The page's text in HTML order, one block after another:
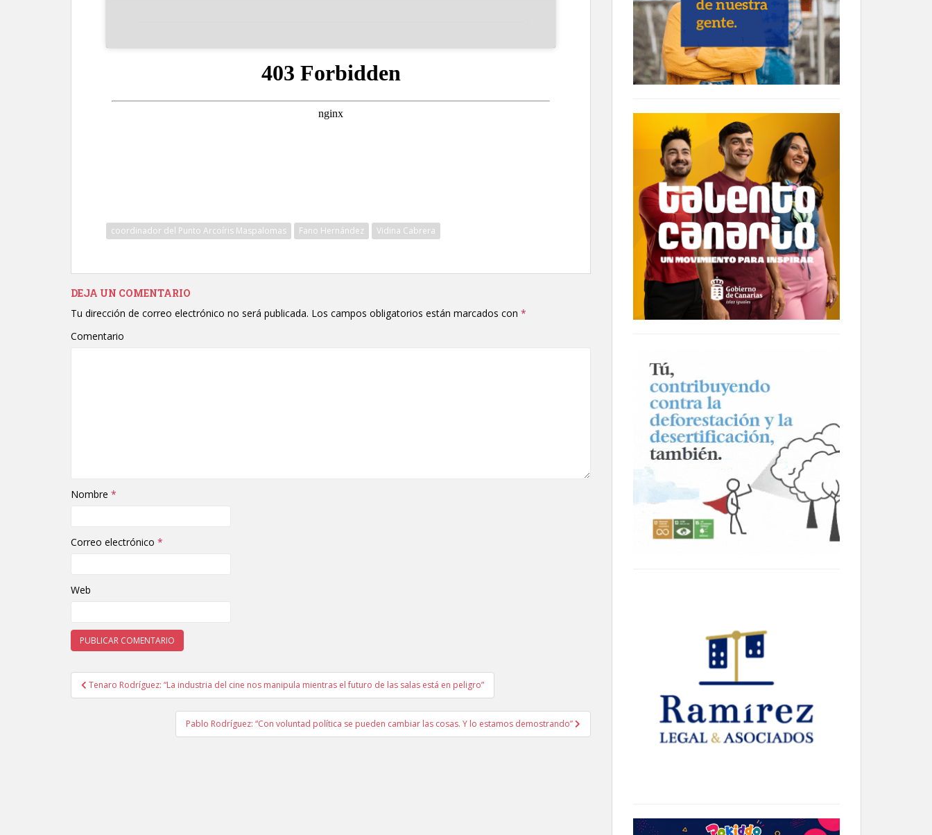
coordinador del Punto Arcoíris Maspalomas Fano Hernández Vidina Cabrera
DEJA UN COMENTARIO
Tu dirección de correo electrónico no será publicada. Los campos obligatorios están marcados con *
Comentario
Nombre *
Correo electrónico *
Web
Navegación de entradas
Tenaro Rodríguez: “La industria del cine nos manipula mientras el futuro de las salas está en peligro”
Pablo Rodríguez: “Con voluntad política se pueden cambiar las cosas. Y lo estamos demostrando”